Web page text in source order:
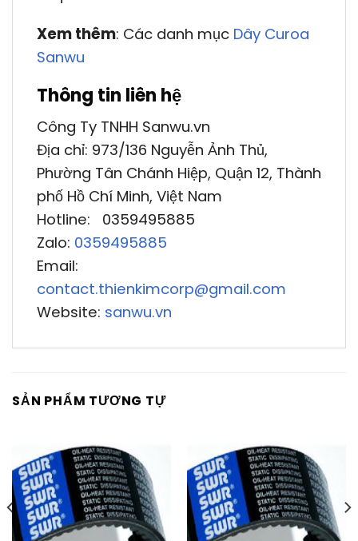
Xem thêm: Các danh mục Dây Curoa
Sanwu
Thông tin liên hệ
Công Ty TNHH Sanwu.vn
Địa chỉ: 973/136 Nguyễn Ảnh Thủ,
Phường Tân Chánh Hiệp, Quận 12, Thành
phố Hồ Chí Minh, Việt Nam
Hotline: 0359495885
Zalo: 0359495885
Email:
contact.thienkimcorp@gmail.com
Website: sanwu.vn
SẢN PHẨM TƯƠNG TỰ